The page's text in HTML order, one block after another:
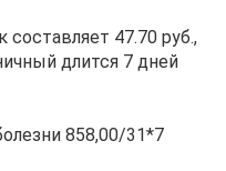
составляет 47.70 руб.,
длится 7 дней
858,00/31*7